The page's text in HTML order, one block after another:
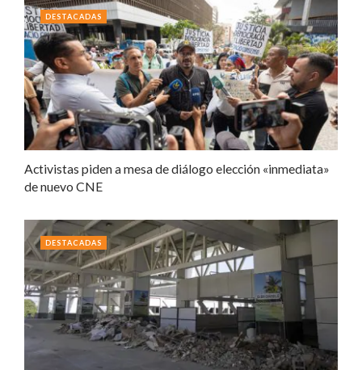
Activistas piden a mesa de diálogo elección «inmediata»
de nuevo CNE
DESTACADAS
DESTACADAS